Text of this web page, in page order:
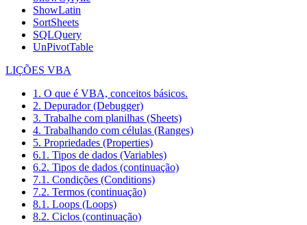
ShowLatin
SortSheets
SQLQuery
UnPivotTable
LIÇÕES VBA
1. O que é VBA, conceitos básicos.
2. Depurador (Debugger)
3. Trabalhe com planilhas (Sheets)
4. Trabalhando com células (Ranges)
5. Propriedades (Properties)
6.1. Tipos de dados (Variables)
6.2. Tipos de dados (continuação)
7.1. Condições (Conditions)
7.2. Termos (continuação)
8.1. Loops (Loops)
8.2. Ciclos (continuação)